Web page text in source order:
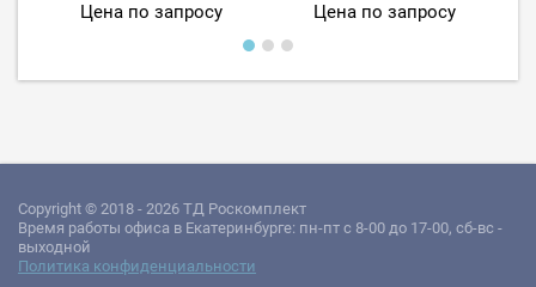
Цена по запросу Цена по запросу
Copyright © 2018 - 2026 ТД Роскомплект
Время работы офиса в Екатеринбурге: пн-пт с 8-00 до 17-00, сб-вс -
выходной
Политика конфиденциальности